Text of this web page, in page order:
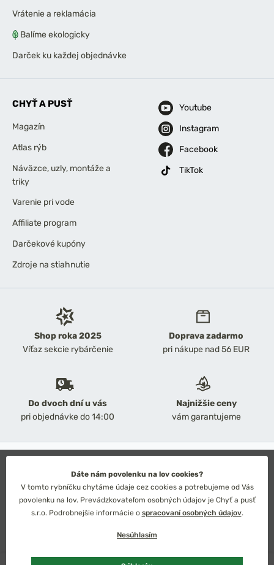
Shop roka 2025
Víťaz sekcie rybárčenie
Doprava zadarmo
pri nákupe nad 56 EUR
Do dvoch dní u vás
pri objednávke do 14:00
Najnižšie ceny
vám garantujeme
Vrátenie a reklamácia
Balíme ekologicky
Darček ku každej objednávke
CHYŤ A PUSŤ
Magazín
Atlas rýb
Náväzce, uzly, montáže a
triky
Varenie pri vode
Affiliate program
Darčekové kupóny
Zdroje na stiahnutie
Youtube
Instagram
Facebook
TikTok
Obchodné podmienky
Ochrana osobných údajov
Technické riešenie: Simplia s.r.o.
Strategický dizajn: Petr Široký
Dáte nám povolenku na lov cookies?
V tomto rybníčku chytáme údaje cez cookies a potrebujeme od Vás
povolenku na lov. Prevádzkovateľom osobných údajov je Chyť a pusť
s.r.o. Podrobnejšie informácie o spracovaní osobných údajov.
Nesúhlasím